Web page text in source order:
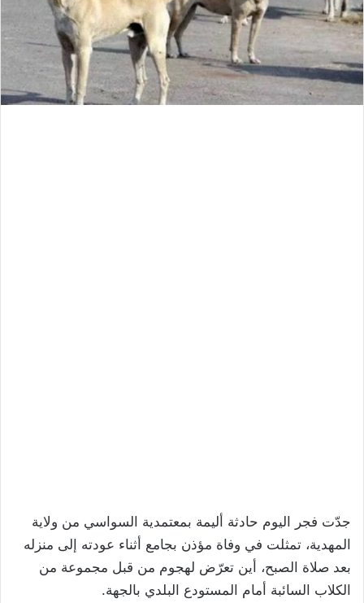
جدّت فجر اليوم حادثة أليمة بمعتمدية السواسي من ولاية
المهدية، تمثلت في وفاة مؤذن بجامع أثناء عودته إلى منزله
بعد صلاة الصبح، أين تعرّض لهجوم من قبل مجموعة من
الكلاب السائبة أمام المستودع البلدي بالجهة.